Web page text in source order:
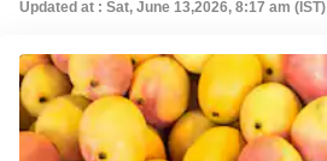
Updated at : Sat, June 13,2026, 8:17 am (IST)